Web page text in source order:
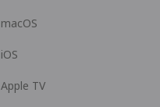
macOS
iOS
Apple TV